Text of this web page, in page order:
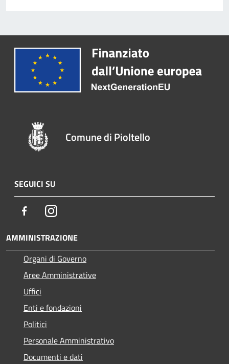
Comune di Pioltello
SEGUICI SU
FacebookInstagram
AMMINISTRAZIONE
Organi di Governo
Aree Amministrative
Uffici
Enti e fondazioni
Politici
Personale Amministrativo
Documenti e dati